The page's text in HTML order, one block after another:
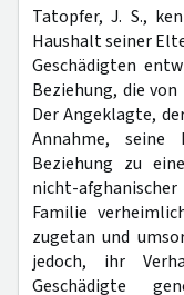
Tatopfer, J. S.,
Haushalt seiner
Geschädigten
Beziehung, die
Der Angeklagte,
Annahme,
Beziehung zu
nicht-
Familie
zugetan und
jedoch, ihr
Geschädigte